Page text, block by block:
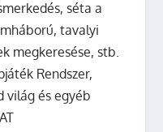
séta a
tavalyi
megkeresése, stb.
Rendszer,
világ és egyéb